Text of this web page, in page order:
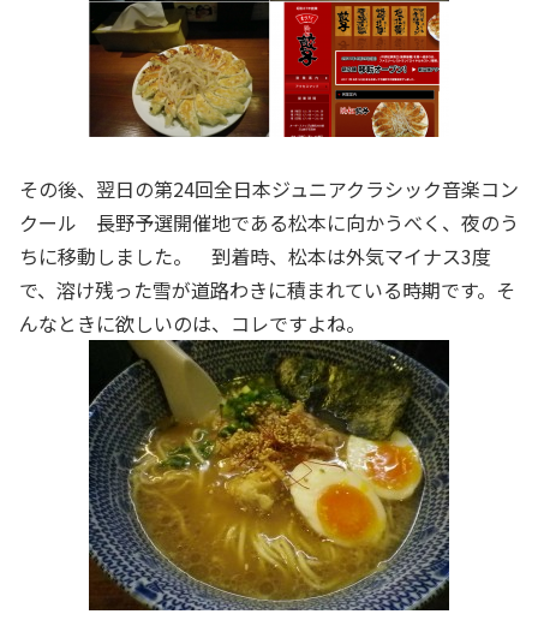
その後、翌日の第24回全日本ジュニアクラシック音楽コン
クール 長野予選開催地である松本に向かうべく、夜のう
ちに移動しました。 到着時、松本は外気マイナス3度
で、溶け残った雪が道路わきに積まれている時期です。そ
んなときに欲しいのは、コレですよね。